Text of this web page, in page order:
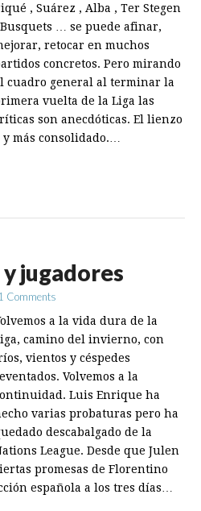
, Suárez , Alba , Ter Stegen
… se puede afinar,
retocar en muchos
concretos. Pero mirando
cuadro general al terminar la
vuelta de la Liga las
son anecdóticas. El lienzo
más consolidado.…
jugadores
Comments
a la vida dura de la
camino del invierno, con
vientos y céspedes
Volvemos a la
Luis Enrique ha
varias probaturas pero ha
descabalgado de la
League. Desde que Julen
promesas de Florentino
española a los tres días…